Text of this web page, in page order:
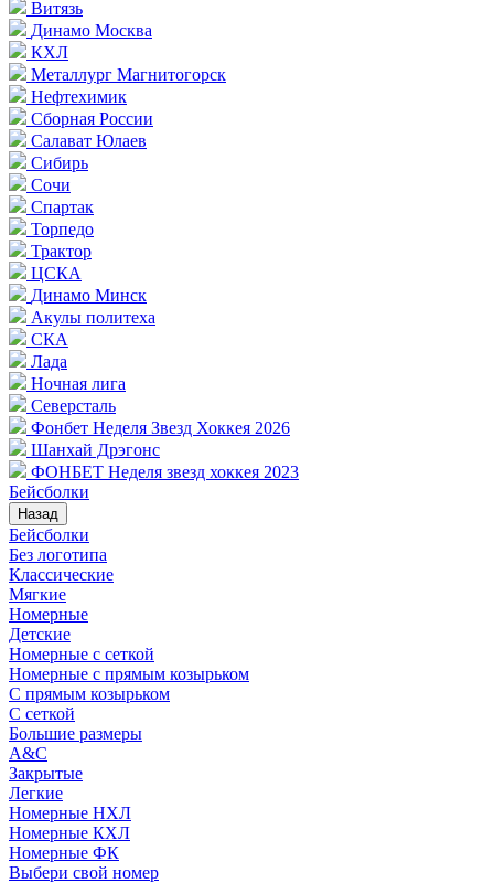
Витязь
Динамо Москва
КХЛ
Металлург Магнитогорск
Нефтехимик
Сборная России
Салават Юлаев
Сибирь
Сочи
Спартак
Торпедо
Трактор
ЦСКА
Динамо Минск
Акулы политеха
СКА
Лада
Ночная лига
Северсталь
Фонбет Неделя Звезд Хоккея 2026
Шанхай Дрэгонс
ФОНБЕТ Неделя звезд хоккея 2023
Бейсболки
Назад
Бейсболки
Без логотипа
Классические
Мягкие
Номерные
Детские
Номерные с сеткой
Номерные с прямым козырьком
С прямым козырьком
С сеткой
Большие размеры
A&C
Закрытые
Легкие
Номерные НХЛ
Номерные КХЛ
Номерные ФК
Выбери свой номер